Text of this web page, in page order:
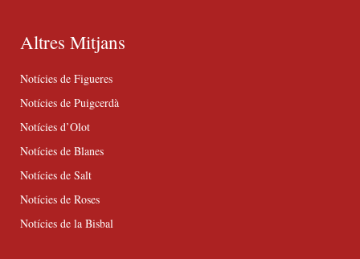
Altres Mitjans
Notícies de Figueres
Notícies de Puigcerdà
Notícies d’Olot
Notícies de Blanes
Notícies de Salt
Notícies de Roses
Notícies de la Bisbal